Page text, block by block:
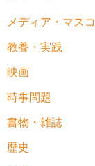
メディア・マスコ
教養・実践
映画
時事問題
書物・雑誌
歴史